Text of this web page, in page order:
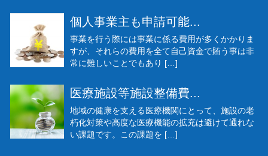
個人事業主も申請可能...
事業を行う際には事業に係る費用が多くかかりま
すが、それらの費用を全て自己資金で賄う事は非
常に難しいことでもあり […]
医療施設等施設整備費...
地域の健康を支える医療機関にとって、施設の老
朽化対策や高度な医療機能の拡充は避けて通れな
い課題です。この課題を […]